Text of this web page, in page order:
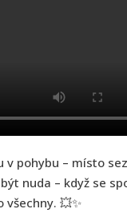
v pohybu – místo
nuda – když se
💥✨